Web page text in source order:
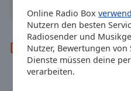
Online Radio Box
Nutzern den besten
Radiosender und
Nutzer, Bewertungen
Dienste müssen deine
verarbeiten.
Opacity
Background
Deutsches
Radio 21